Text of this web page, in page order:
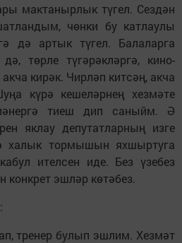
мактанырлык түгел. Сездән
чөнки бу катлаулы
дә артык түгел. Балаларга
төрле түгәрәкләргә, кино-
кирәк. Чирләп китсәң, акча
күрә кешеләрнең хезмәте
тиеш дип саныйм. Ә
яклау депутатларның изге
халык тормышын яхшыртуга
ителсен иде. Без үзебез
конкрет эшләр көтәбез.
тренер булып эшлим. Хезмәт